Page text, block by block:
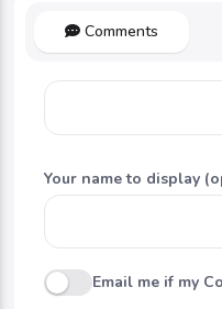
Comments
Your name to display
Email me if my